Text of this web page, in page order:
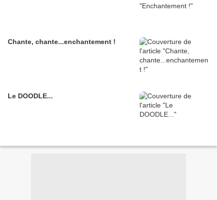
Chante, chante...enchantement !
Le DOODLE...